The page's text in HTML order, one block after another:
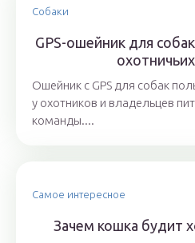
Собаки
GPS-ошейник для
Ошейник с GPS для собак
у охотников и владельцев
команды....
Самое интересное
Зачем кошка будит